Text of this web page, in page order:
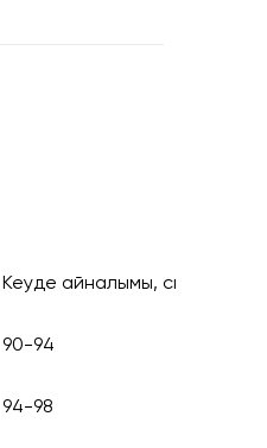
Кеуде айналымы, см
90-94
94-98